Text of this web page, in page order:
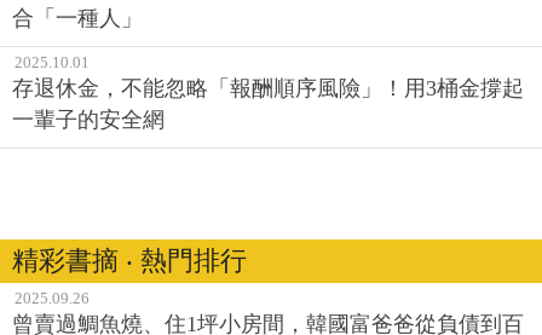
合「一種人」
2025.10.01
存退休金，不能忽略「報酬順序風險」！用3桶金撐起
一輩子的安全網
精彩書摘 ‧ 熱門排行
2025.09.26
曾賣過鯛魚燒、住1坪小房間，韓國富爸爸從負債到百